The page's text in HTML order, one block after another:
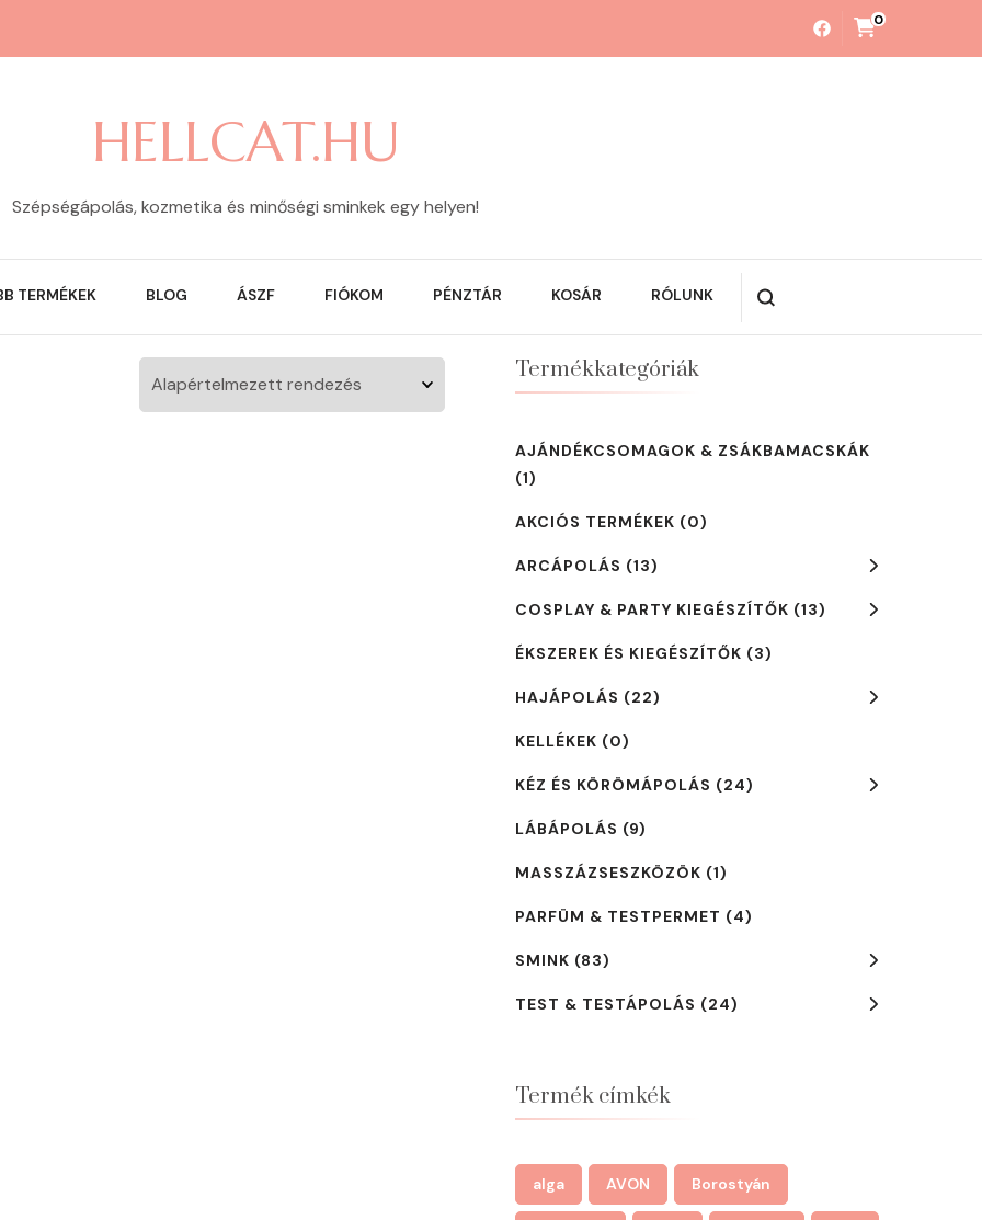
0
HELLCAT.HU
Szépségápolás, kozmetika és minőségi sminkek egy helyen!
TERMÉKEK BLOG ÁSZF FIÓKOM PÉNZTÁR KOSÁR RÓLUNK
Termékkategóriák
AJÁNDÉKCSOMAGOK & ZSÁKBAMACSKÁK
(1)
AKCIÓS TERMÉKEK (0)
ARCÁPOLÁS (13)
COSPLAY & PARTY KIEGÉSZÍTŐK (13)
ÉKSZEREK ÉS KIEGÉSZÍTŐK (3)
HAJÁPOLÁS (22)
KELLÉKEK (0)
KÉZ ÉS KÖRÖMÁPOLÁS (24)
LÁBÁPOLÁS (9)
MASSZÁZSESZKÖZÖK (1)
PARFÜM & TESTPERMET (4)
SMINK (83)
TEST & TESTÁPOLÁS (24)
Termék címkék
alga AVON Borostyán